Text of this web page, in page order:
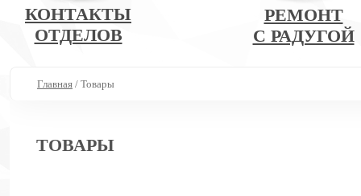
КОНТАКТЫ
ОТДЕЛОВ
РЕМОНТ
С РАДУГОЙ
Главная / Товары
ТОВАРЫ